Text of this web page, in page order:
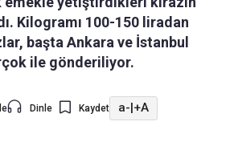
Kilogramı 100-150 liradan
başta Ankara ve İstanbul
ile gönderiliyor.
Dinle Kaydet a-|+A